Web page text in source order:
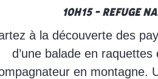
10h15 – Refuge
à la découverte des
d’une balade en
en montagne.